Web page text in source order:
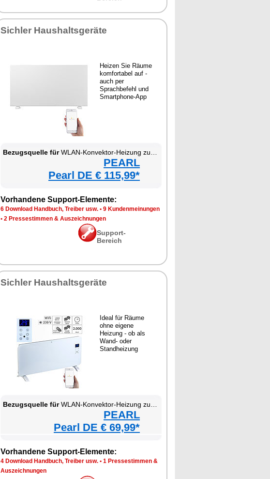
Sichler Haushaltsgeräte
Heizen Sie Räume
komfortabel auf -
auch per
Sprachbefehl und
Smartphone-App
Bezugsquelle fürWLAN-Konvektor-Heizung zur Wand- und Standmontage
PEARL
Pearl DE € 115,99*
Vorhandene Support-Elemente:
6 Download Handbuch, Treiber usw. • 9 Kundenmeinungen
• 2 Pressestimmen & Auszeichnungen
Support-
Bereich
Sichler Haushaltsgeräte
Ideal für Räume
ohne eigene
Heizung - ob als
Wand- oder
Standheizung
Bezugsquelle fürWLAN-Konvektor-Heizung zur Wand- und Standmontage
PEARL
Pearl DE € 69,99*
Vorhandene Support-Elemente:
4 Download Handbuch, Treiber usw. • 1 Pressestimmen &
Auszeichnungen